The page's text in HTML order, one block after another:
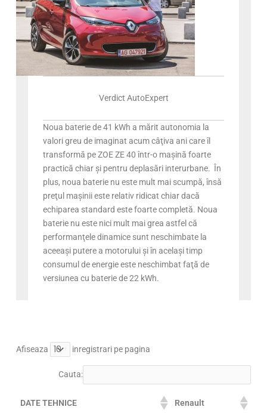
Verdict AutoExpert
Noua baterie de 41 kWh a mărit autonomia la
valori greu de imaginat acum câţiva ani care îl
transformă pe ZOE ZE 40 într-o maşină foarte
practică chiar şi pentru deplasări interurbane. În
plus, noua baterie nu este mult mai scumpă, însă
preţul maşinii este relativ ridicat chiar dacă
echiparea standard este foarte completă. Noua
baterie nu este nici mult mai grea astfel că
performanţele dinamice sunt neschimbate la
aceeaşi putere a motorului şi în acelaşi timp
consumul de energie este neschimbat faţă de
versiunea cu baterie de 22 kWh.
Afiseaza inregistrari pe pagina
Cauta:
DATE TEHNICE Renault